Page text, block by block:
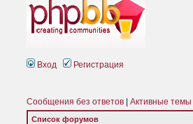
Вход Регистрация
Сообщения без ответов Активные темы
Список форумов